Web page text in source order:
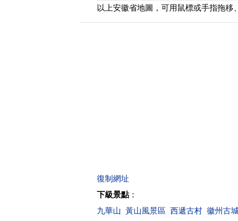
以上安徽省地圖，可用鼠標或手指拖移
下級景點：
九華山
黃山風景區 西遞古村 徽州古